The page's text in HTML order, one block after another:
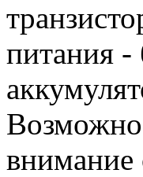
питания
внимание